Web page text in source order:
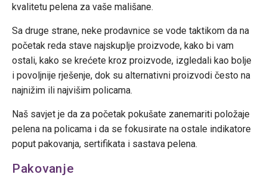
kvalitetu pelena za vaše mališane.
Sa druge strane, neke prodavnice se vode taktikom da na
početak reda stave najskuplje proizvode, kako bi vam
ostali, kako se krećete kroz proizvode, izgledali kao bolje
i povoljnije rješenje, dok su alternativni proizvodi često na
najnižim ili najvišim policama.
Naš savjet je da za početak pokušate zanemariti položaje
pelena na policama i da se fokusirate na ostale indikatore
poput pakovanja, sertifikata i sastava pelena.
Pakovanje